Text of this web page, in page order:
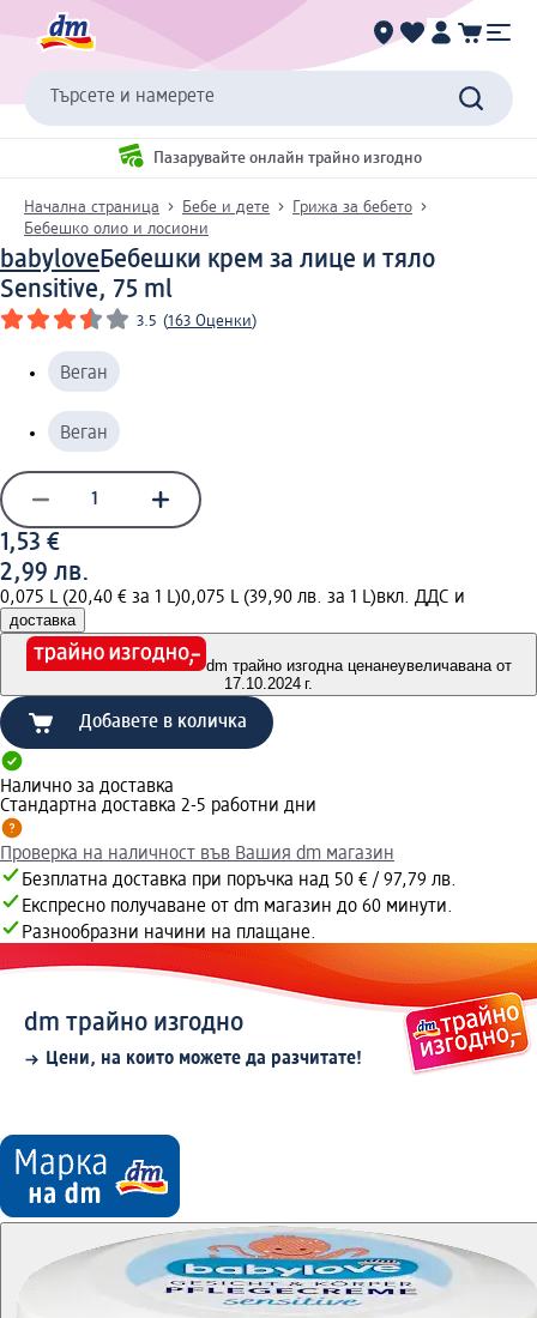
Търсете и намерете
Пазарувайте онлайн трайно изгодно
Начална страница Бебе и дете
Грижа за бебето
Бебешко олио и лосиони
babyloveБебешки крем за лице и тяло
Sensitive, 75 ml
3.5 (163 Оценки)
Веган
Веган
1,53 €
2,99 лв.
0,075 L (20,40 € за 1 L)0,075 L (39,90 лв. за 1 L)вкл. ДДС и
доставка
dm трайно изгодна ценанеувеличавана от
17.10.2024 г.
Добавете в количка
Налично за доставка
Стандартна доставка 2-5 работни дни
Проверка на наличност във Вашия dm магазин
Безплатна доставка при поръчка над 50 € / 97,79 лв.
Експресно получаване от dm магазин до 60 минути.
Разнообразни начини на плащане.
dm трайно изгодно
Цени, на които можете да разчитате!